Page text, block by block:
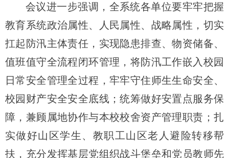
会议进一步强调，全系统各单位要牢牢把握
教育系统政治属性、人民属性、战略属性，切实
扛起防汛主体责任，实现隐患排查、物资储备、
值班值守全流程闭环管理，将防汛工作嵌入校园
日常安全管理全过程，牢牢守住师生生命安全、
校园财产安全安全底线；统筹做好安置点服务保
障，兼顾属地协作与本校校舍资产管理职责；扎
实做好山区学生、教职工山区老人避险转移帮
扶，充分发挥基层党组织战斗堡垒和党员教师先